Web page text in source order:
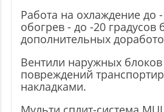
Работа на охлаждение до
обогрев - до -20 градусов
дополнительных
Вентили наружных
повреждений
накладками.